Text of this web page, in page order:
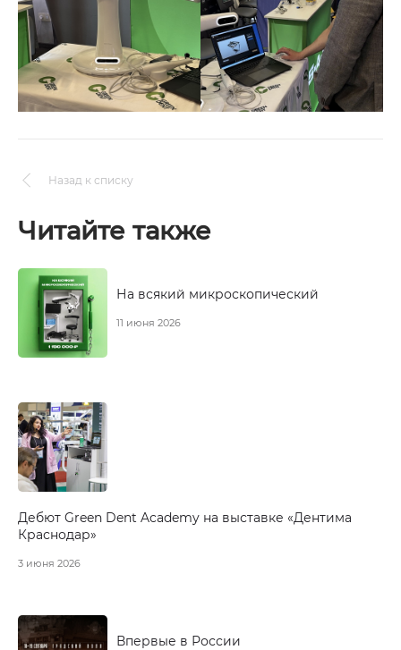
Назад к списку
Читайте также
На всякий микроскопический
11 июня 2026
Дебют Green Dent Academy на выставке «Дентима
Краснодар»
3 июня 2026
Впервые в России